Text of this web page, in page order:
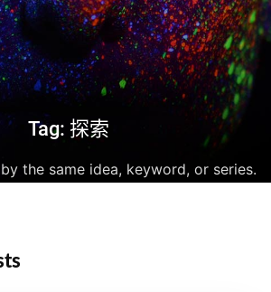
Tag: 探索
the same idea, keyword, or series.